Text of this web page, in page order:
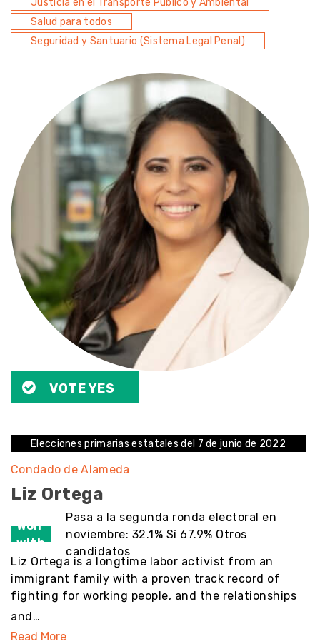
Justicia en el Transporte Público y Ambiental
Salud para todos
Seguridad y Santuario (Sistema Legal Penal)
VOTE YES
Elecciones primarias estatales del 7 de junio de 2022
Condado de Alameda
Liz Ortega
Won
with
Pasa a la segunda ronda electoral en
noviembre: 32.1% Sí 67.9% Otros
candidatos
Liz Ortega is a longtime labor activist from an
immigrant family with a proven track record of
fighting for working people, and the relationships
and…
Read More